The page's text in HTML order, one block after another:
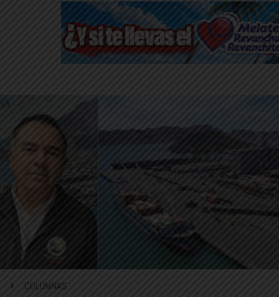
COLUMNAS